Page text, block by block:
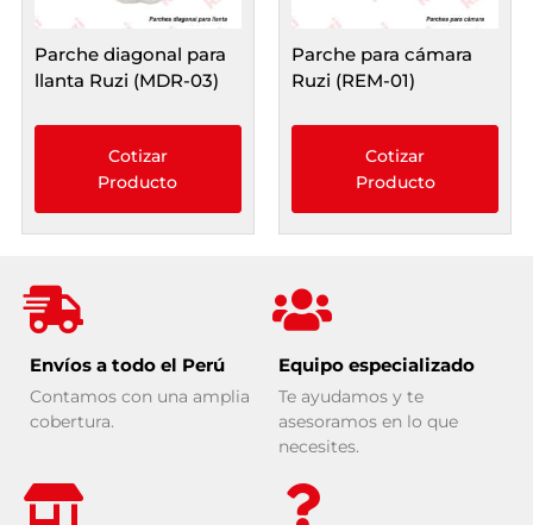
Parche diagonal para
llanta Ruzi (MDR-03)
Cotizar
Producto
Parche para cámara
Ruzi (REM-01)
Cotizar
Producto
Envíos a todo el Perú
Contamos con una amplia
cobertura.
Equipo especializado
Te ayudamos y te
asesoramos en lo que
necesites.